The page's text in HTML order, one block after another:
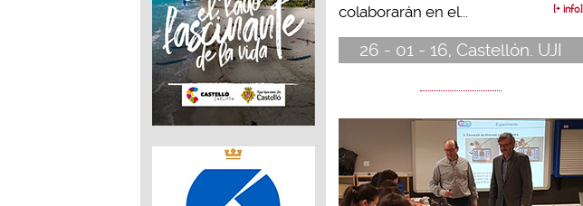
colaborarán en el...
[+ info]
26 - 01 - 16, Castellón. UJI